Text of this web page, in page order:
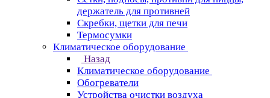
держатель для противней
Скребки, щетки для печи
Термосумки
Климатическое оборудование
Назад
Климатическое оборудование
Обогреватели
Устройства очистки воздуха